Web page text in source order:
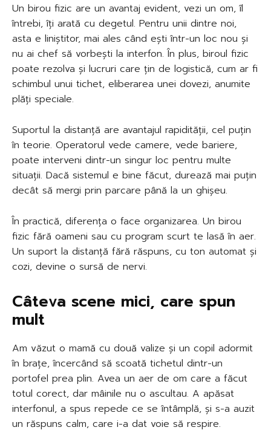
Un birou fizic are un avantaj evident, vezi un om, îl
întrebi, îți arată cu degetul. Pentru unii dintre noi,
asta e liniștitor, mai ales când ești într-un loc nou și
nu ai chef să vorbești la interfon. În plus, biroul fizic
poate rezolva și lucruri care țin de logistică, cum ar fi
schimbul unui tichet, eliberarea unei dovezi, anumite
plăți speciale.
Suportul la distanță are avantajul rapidității, cel puțin
în teorie. Operatorul vede camere, vede bariere,
poate interveni dintr-un singur loc pentru multe
situații. Dacă sistemul e bine făcut, durează mai puțin
decât să mergi prin parcare până la un ghișeu.
În practică, diferența o face organizarea. Un birou
fizic fără oameni sau cu program scurt te lasă în aer.
Un suport la distanță fără răspuns, cu ton automat și
cozi, devine o sursă de nervi.
Câteva scene mici, care spun
mult
Am văzut o mamă cu două valize și un copil adormit
în brațe, încercând să scoată tichetul dintr-un
portofel prea plin. Avea un aer de om care a făcut
totul corect, dar mâinile nu o ascultau. A apăsat
interfonul, a spus repede ce se întâmplă, și s-a auzit
un răspuns calm, care i-a dat voie să respire.